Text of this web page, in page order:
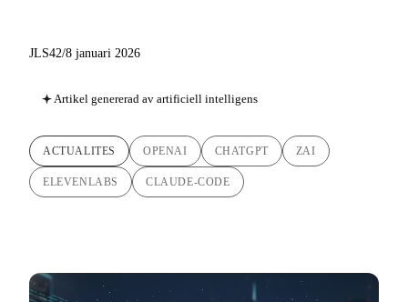
JLS42/8 januari 2026
Artikel genererad av artificiell intelligens
ACTUALITES OPENAI CHATGPT ZAI
ELEVENLABS CLAUDE-CODE